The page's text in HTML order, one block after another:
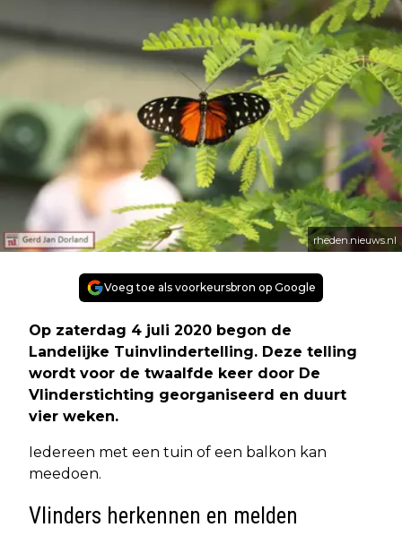
rheden.nieuws.nl
Voeg toe als voorkeursbron op Google
Op zaterdag 4 juli 2020 begon de
Landelijke Tuinvlindertelling. Deze telling
wordt voor de twaalfde keer door De
Vlinderstichting georganiseerd en duurt
vier weken.
Iedereen met een tuin of een balkon kan
meedoen.
Vlinders herkennen en melden